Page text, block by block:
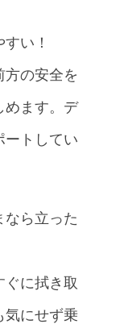
い！
方の安全を
めます。デ
ートしてい
なら立った
ぐに拭き取
気にせず乗